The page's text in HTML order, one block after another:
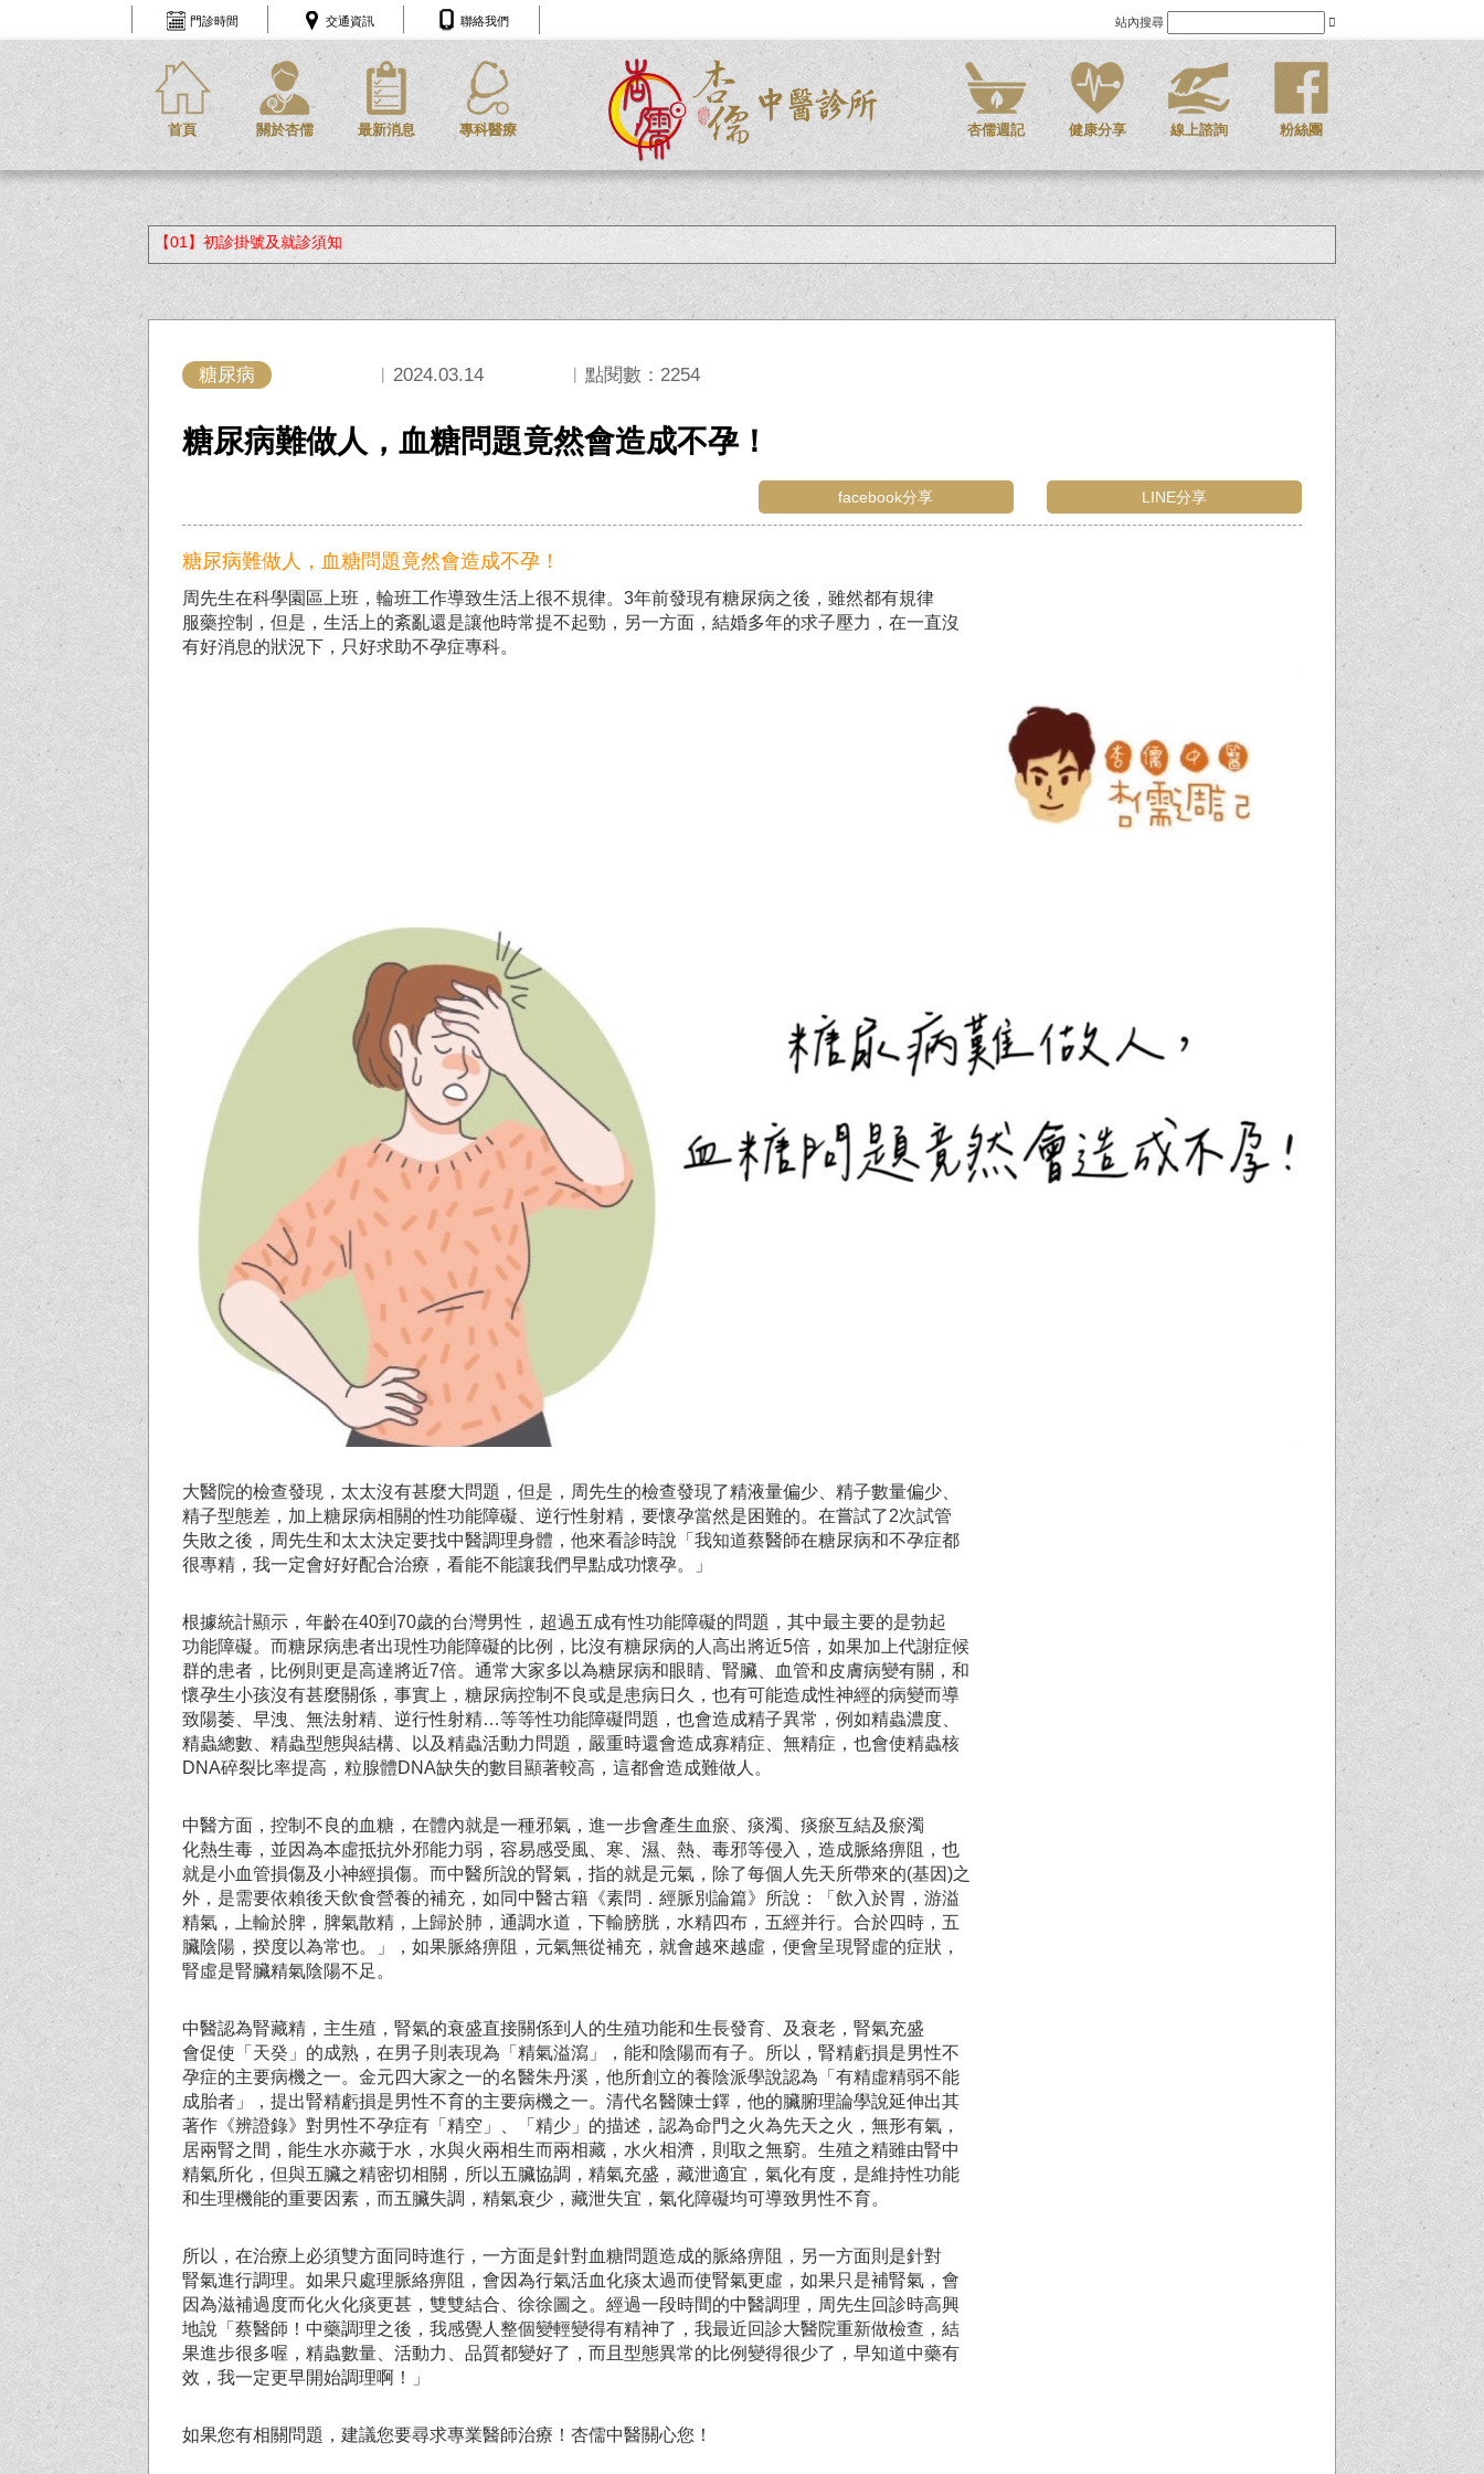
門診時間 交通資訊 聯絡我們 站內搜尋
首頁 關於杏儒 最新消息 專科醫療 杏儒週記 健康分享 線上諮詢 粉絲團
【01】初診掛號及就診須知
糖尿病 ︱2024.03.14 ︱點閱數：2254
糖尿病難做人，血糖問題竟然會造成不孕！
facebook分享 LINE分享
糖尿病難做人，血糖問題竟然會造成不孕！
周先生在科學園區上班，輪班工作導致生活上很不規律。3年前發現有糖尿病之後，雖然都有規律
服藥控制，但是，生活上的紊亂還是讓他時常提不起勁，另一方面，結婚多年的求子壓力，在一直沒
有好消息的狀況下，只好求助不孕症專科。
大醫院的檢查發現，太太沒有甚麼大問題，但是，周先生的檢查發現了精液量偏少、精子數量偏少、
精子型態差，加上糖尿病相關的性功能障礙、逆行性射精，要懷孕當然是困難的。在嘗試了2次試管
失敗之後，周先生和太太決定要找中醫調理身體，他來看診時說「我知道蔡醫師在糖尿病和不孕症都
很專精，我一定會好好配合治療，看能不能讓我們早點成功懷孕。」
根據統計顯示，年齡在40到70歲的台灣男性，超過五成有性功能障礙的問題，其中最主要的是勃起
功能障礙。而糖尿病患者出現性功能障礙的比例，比沒有糖尿病的人高出將近5倍，如果加上代謝症候
群的患者，比例則更是高達將近7倍。通常大家多以為糖尿病和眼睛、腎臟、血管和皮膚病變有關，和
懷孕生小孩沒有甚麼關係，事實上，糖尿病控制不良或是患病日久，也有可能造成性神經的病變而導
致陽萎、早洩、無法射精、逆行性射精…等等性功能障礙問題，也會造成精子異常，例如精蟲濃度、
精蟲總數、精蟲型態與結構、以及精蟲活動力問題，嚴重時還會造成寡精症、無精症，也會使精蟲核
DNA碎裂比率提高，粒腺體DNA缺失的數目顯著較高，這都會造成難做人。
中醫方面，控制不良的血糖，在體內就是一種邪氣，進一步會產生血瘀、痰濁、痰瘀互結及瘀濁
化熱生毒，並因為本虛抵抗外邪能力弱，容易感受風、寒、濕、熱、毒邪等侵入，造成脈絡痹阻，也
就是小血管損傷及小神經損傷。而中醫所說的腎氣，指的就是元氣，除了每個人先天所帶來的(基因)之
外，是需要依賴後天飲食營養的補充，如同中醫古籍《素問．經脈別論篇》所說：「飲入於胃，游溢
精氣，上輸於脾，脾氣散精，上歸於肺，通調水道，下輸膀胱，水精四布，五經并行。合於四時，五
臟陰陽，揆度以為常也。」，如果脈絡痹阻，元氣無從補充，就會越來越虛，便會呈現腎虛的症狀，
腎虛是腎臟精氣陰陽不足。
中醫認為腎藏精，主生殖，腎氣的衰盛直接關係到人的生殖功能和生長發育、及衰老，腎氣充盛
會促使「天癸」的成熟，在男子則表現為「精氣溢瀉」，能和陰陽而有子。所以，腎精虧損是男性不
孕症的主要病機之一。金元四大家之一的名醫朱丹溪，他所創立的養陰派學說認為「有精虛精弱不能
成胎者」，提出腎精虧損是男性不育的主要病機之一。清代名醫陳士鐸，他的臟腑理論學說延伸出其
著作《辨證錄》對男性不孕症有「精空」、「精少」的描述，認為命門之火為先天之火，無形有氣，
居兩腎之間，能生水亦藏于水，水與火兩相生而兩相藏，水火相濟，則取之無窮。生殖之精雖由腎中
精氣所化，但與五臟之精密切相關，所以五臟協調，精氣充盛，藏泄適宜，氣化有度，是維持性功能
和生理機能的重要因素，而五臟失調，精氣衰少，藏泄失宜，氣化障礙均可導致男性不育。
所以，在治療上必須雙方面同時進行，一方面是針對血糖問題造成的脈絡痹阻，另一方面則是針對
腎氣進行調理。如果只處理脈絡痹阻，會因為行氣活血化痰太過而使腎氣更虛，如果只是補腎氣，會
因為滋補過度而化火化痰更甚，雙雙結合、徐徐圖之。經過一段時間的中醫調理，周先生回診時高興
地說「蔡醫師！中藥調理之後，我感覺人整個變輕變得有精神了，我最近回診大醫院重新做檢查，結
果進步很多喔，精蟲數量、活動力、品質都變好了，而且型態異常的比例變得很少了，早知道中藥有
效，我一定更早開始調理啊！」
如果您有相關問題，建議您要尋求專業醫師治療！杏儒中醫關心您！